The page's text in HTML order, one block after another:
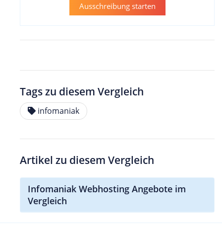
Ausschreibung starten
Tags zu diesem Vergleich
infomaniak
Artikel zu diesem Vergleich
Infomaniak Webhosting Angebote im
Vergleich